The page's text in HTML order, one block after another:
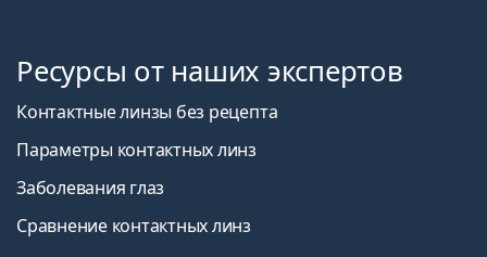
Ресурсы от наших экспертов
Контактные линзы без рецепта
Параметры контактных линз
Заболевания глаз
Сравнение контактных линз